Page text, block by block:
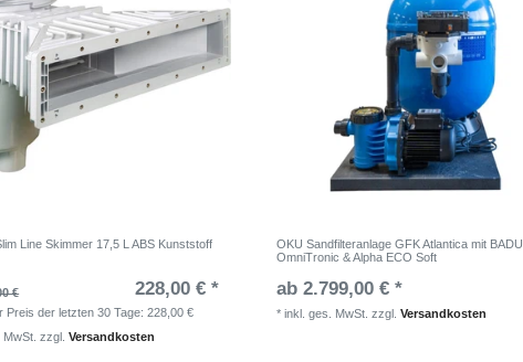
Line Skimmer 17,5 L ABS Kunststoff
€ 228,00 € *
Preis der letzten 30 Tage:228,00 €
zzgl.Versandkosten
OKU Sandfilteranlage GFK Atlantica mit BADU
OmniTronic & Alpha ECO Soft
ab 2.799,00 € *
*inkl. ges. MwSt. zzgl.Versandkosten